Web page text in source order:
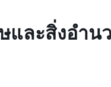
และสิ่งอำน